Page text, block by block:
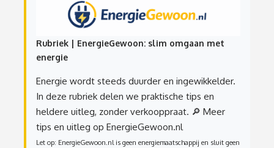
Rubriek | EnergieGewoon: slim omgaan met
energie
Energie wordt steeds duurder en ingewikkelder.
In deze rubriek delen we praktische tips en
heldere uitleg, zonder verkooppraat. 🔎 Meer
tips en uitleg op EnergieGewoon.nl
Let op: EnergieGewoon.nl is geen energiemaatschappij en sluit geen